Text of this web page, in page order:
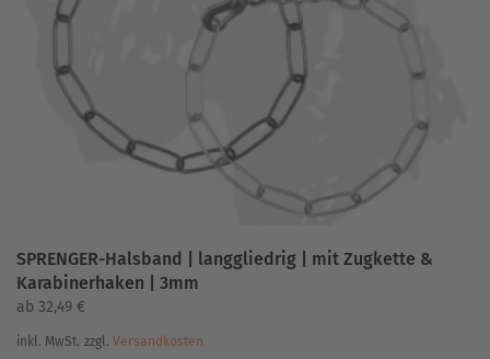
gewählt
werden
SPRENGER-Halsband | langgliedrig | mit Zugkette &
Karabinerhaken | 3mm
ab 32,49 €
inkl. MwSt. zzgl. Versandkosten